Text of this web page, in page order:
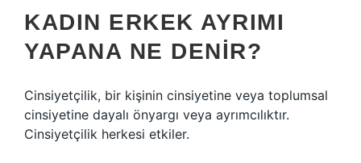
KADIN ERKEK AYRIMI
YAPANA NE DENIR?
Cinsiyetçilik, bir kişinin cinsiyetine veya toplumsal
cinsiyetine dayalı önyargı veya ayrımcılıktır.
Cinsiyetçilik herkesi etkiler.